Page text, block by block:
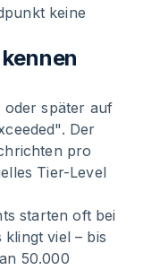
keine
später auf
Der
pro
Tier-Level
starten oft bei
viel – bis
50.000